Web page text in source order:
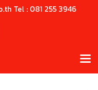
Tel : 081 255 3946